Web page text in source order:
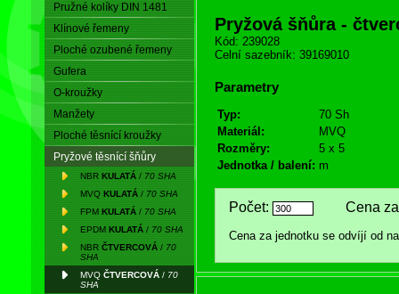
Pružné kolíky DIN 1481
Klínové řemeny
Ploché ozubené řemeny
Gufera
O-kroužky
Manžety
Ploché těsnící kroužky
Pryžové těsnící šňůry
NBR KULATÁ / 70 SHA
MVQ KULATÁ / 70 SHA
FPM KULATÁ / 70 SHA
EPDM KULATÁ / 70 SHA
NBR ČTVERCOVÁ / 70
SHA
MVQ ČTVERCOVÁ / 70
SHA
Pryžová šňůra -
Kód: 239028
Celní sazebník: 39169010
Parametry
Typ:
70 Sh
Materiál:
MVQ
Rozměry:
5 x 5
Jednotka / balení: m
Počet: Cena za
Cena za jednotku se odvíjí od